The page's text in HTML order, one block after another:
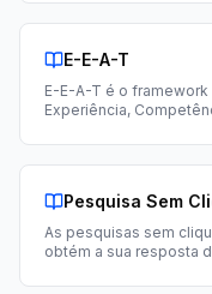
E-E-A-T
E-E-A-T é o
Experiência,
Pesquisa Sem
As pesquisas sem
obtém a sua resposta